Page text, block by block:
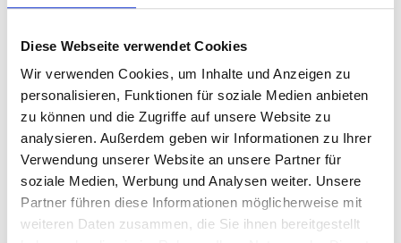
Diese Webseite verwendet Cookies
Wir verwenden Cookies, um Inhalte und Anzeigen zu
personalisieren, Funktionen für soziale Medien anbieten
zu können und die Zugriffe auf unsere Website zu
analysieren. Außerdem geben wir Informationen zu Ihrer
Verwendung unserer Website an unsere Partner für
soziale Medien, Werbung und Analysen weiter. Unsere
Partner führen diese Informationen möglicherweise mit
weiteren Daten zusammen, die Sie ihnen bereitgestellt
Stück
0,27 €
(inkl. MwSt.|zzgl. MwSt.)
IN DEN WARENKORB